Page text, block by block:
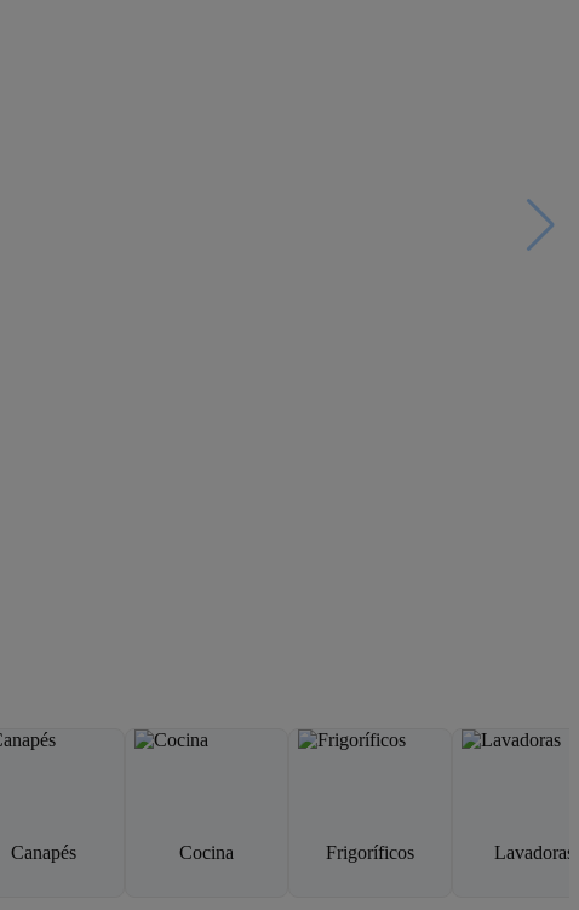
Canapés Cocina Frigoríficos Lavadoras